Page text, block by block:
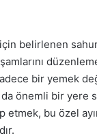
için belirlenen
bir yemek
önemli bir yere
etmek, bu özel